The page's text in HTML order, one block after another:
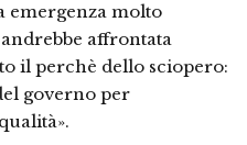
emergenza molto
affrontata
il perchè dello sciopero:
governo per